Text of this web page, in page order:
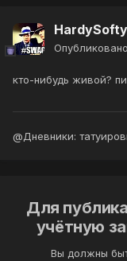
HardySofty
Опубликовано
кто-нибудь живой?
@Дневники:
Для
учётную
Вы должны